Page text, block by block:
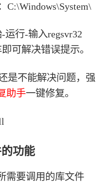
C:\Windows\System\
行-输入regsvr32
可解决错误提示。
是不能解决问题，强
助手一键修复。
功能
需要调用的库文件